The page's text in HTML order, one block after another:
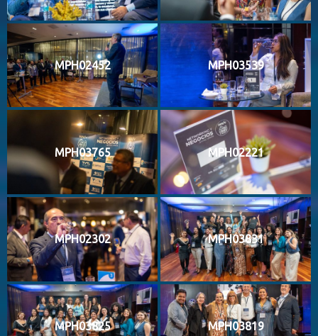
MPH02452 MPH03539
MPH03765 MPH02221
MPH02302 MPH03831
MPH03825 MPH03819